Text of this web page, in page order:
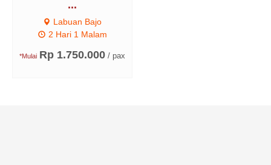
...
Labuan Bajo
2 Hari 1 Malam
*Mulai Rp 1.750.000 / pax